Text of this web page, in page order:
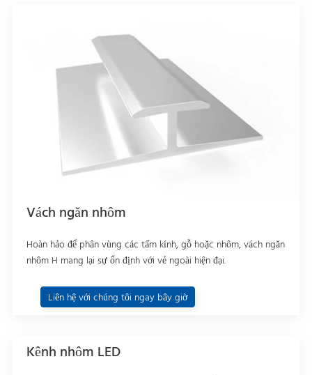
Vách ngăn nhôm
Hoàn hảo để phân vùng các tấm kính, gỗ hoặc nhôm, vách ngăn
nhôm H mang lại sự ổn định với vẻ ngoài hiện đại.
Liên hệ với chúng tôi ngay bây giờ
Kênh nhôm LED